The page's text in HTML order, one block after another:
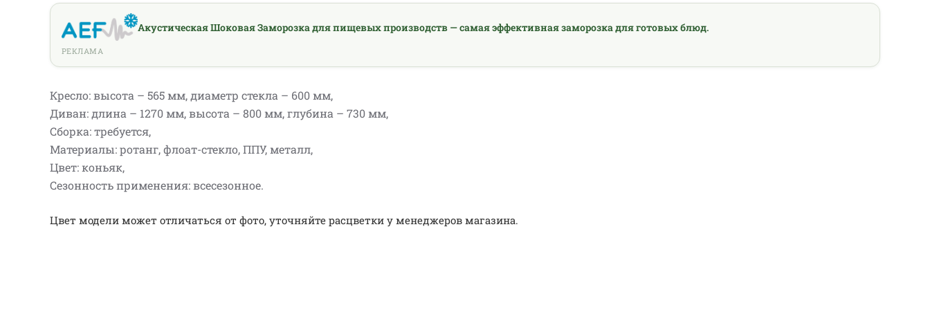
Акустическая Шоковая Заморозка для пищевых производств — самая эффективная заморозка для готовых блюд.
РЕКЛАМА
Кресло: высота – 565 мм, диаметр стекла – 600 мм,
Диван: длина – 1270 мм, высота – 800 мм, глубина – 730 мм,
Сборка: требуется,
Материалы: ротанг, флоат-стекло, ППУ, металл,
Цвет: коньяк,
Сезонность применения: всесезонное.
Цвет модели может отличаться от фото, уточняйте расцветки у менеджеров магазина.